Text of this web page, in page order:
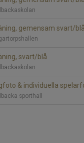
gemensam svart/
svart/blå
& individuella
sporthall